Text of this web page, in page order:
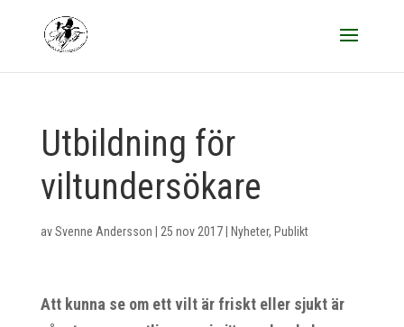
Utbildning för
viltundersökare
avSvenne Andersson 25 nov 2017| Nyheter, Publikt
Att kunna se om ett vilt är friskt eller sjukt är